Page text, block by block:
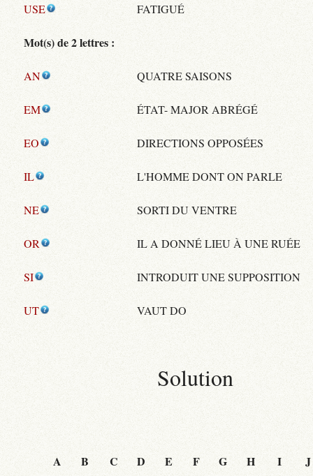
USE FATIGUÉ
Mot(s) de 2 lettres :
AN QUATRE SAISONS
EM ÉTAT- MAJOR ABRÉGÉ
EO DIRECTIONS OPPOSÉES
IL L'HOMME DONT ON PARLE
NE SORTI DU VENTRE
OR IL A DONNÉ LIEU À UNE RUÉE
SI INTRODUIT UNE SUPPOSITION
UT VAUT DO
Solution
A B C D E F G H I J